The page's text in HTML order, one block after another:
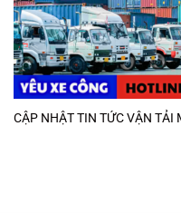
CẬP NHẬT TIN TỨC VẬN